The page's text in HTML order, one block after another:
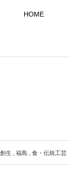
HOME
生 福島 食・伝統工芸